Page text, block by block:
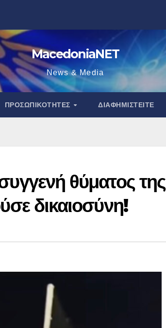
MacedoniaNET
News & Media
ΠΡΟΣΩΠΙΚΌΤΗΤΕΣ ΔΙΑΦΗΜΙΣΤΕΊΤΕ
θύματος της
δικαιοσύνη!